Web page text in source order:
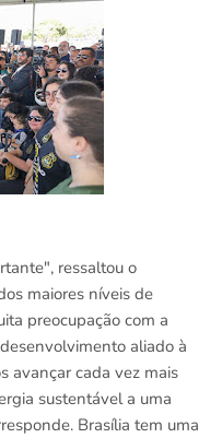
ressaltou o
maiores níveis de
preocupação com a
aliado à
avançar cada vez mais
sustentável a uma
Brasília tem uma